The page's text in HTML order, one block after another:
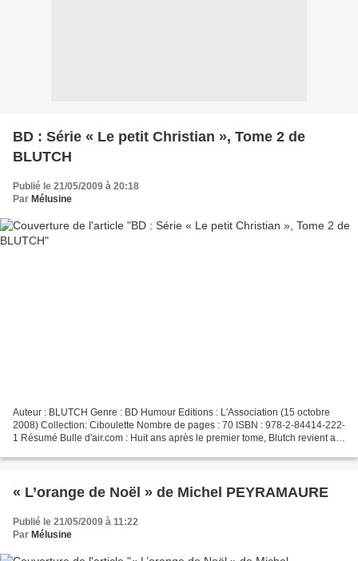
BD : Série « Le petit Christian », Tome 2 de
BLUTCH
Publié le 21/05/2009 à 20:18
Par Mélusine
Auteur : BLUTCH Genre : BD Humour Editions : L'Association (15 octobre
2008) Collection: Ciboulette Nombre de pages : 70 ISBN : 978-2-84414-222-
1 Résumé Bulle d'air.com : Huit ans après le premier tome, Blutch revient au
« L’orange de Noël » de Michel PEYRAMAURE
Publié le 21/05/2009 à 11:22
Par Mélusine